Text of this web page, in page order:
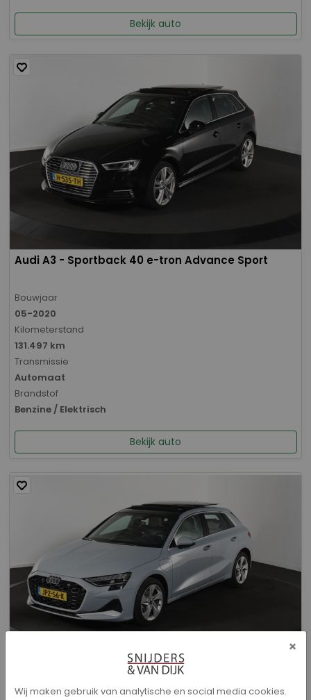
Bekijk auto
Audi A3 - Sportback 40 e-tron Advance Sport
Bouwjaar
05-2020
Kilometerstand
131.497 km
Transmissie
Automaat
Brandstof
Benzine / Elektrisch
Bekijk auto
Audi A3 - Sportback 40 TFSI e Advanced edition
×
Wij maken gebruik van analytische en social media cookies.